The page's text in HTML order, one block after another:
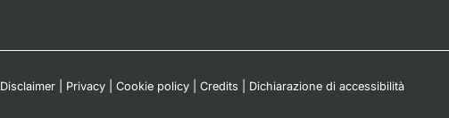
Disclaimer Privacy Cookie policy Credits Dichiarazione di accessibilità